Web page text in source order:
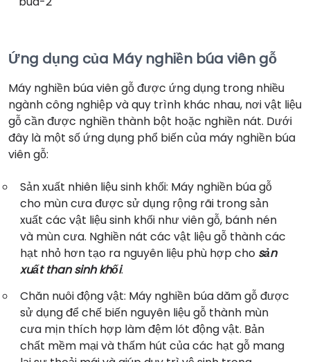
Ứng dụng của Máy nghiền búa viên gỗ
Máy nghiền búa viên gỗ được ứng dụng trong nhiều
ngành công nghiệp và quy trình khác nhau, nơi vật liệu
gỗ cần được nghiền thành bột hoặc nghiền nát. Dưới
đây là một số ứng dụng phổ biến của máy nghiền búa
viên gỗ:
Sản xuất nhiên liệu sinh khối: Máy nghiền búa gỗ
cho mùn cưa được sử dụng rộng rãi trong sản
xuất các vật liệu sinh khối như viên gỗ, bánh nén
và mùn cưa. Nghiền nát các vật liệu gỗ thành các
hạt nhỏ hơn tạo ra nguyên liệu phù hợp cho sản
xuất than sinh khối.
Chăn nuôi động vật: Máy nghiền búa dăm gỗ được
sử dụng để chế biến nguyên liệu gỗ thành mùn
cưa mịn thích hợp làm đệm lót động vật. Bản
chất mềm mại và thấm hút của các hạt gỗ mang